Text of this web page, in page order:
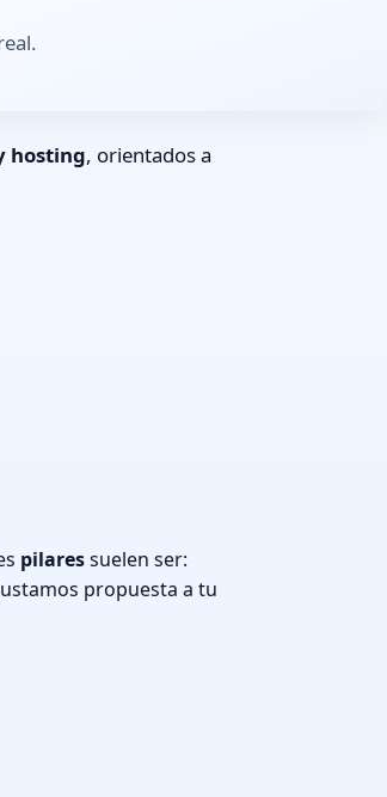
hosting, orientados a
pilaressuelen ser:
propuesta a tu